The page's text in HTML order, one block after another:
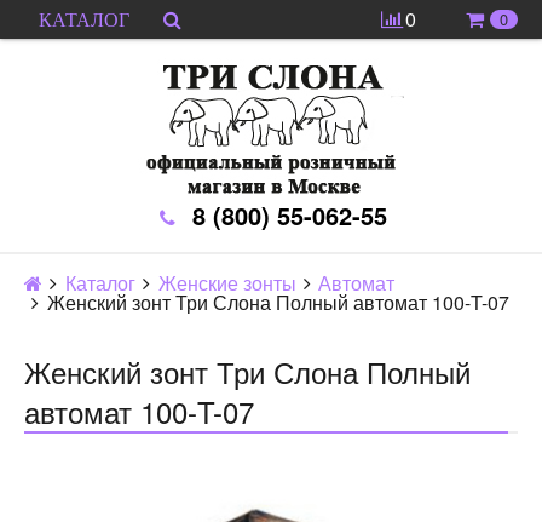
КАТАЛОГ 0 0
8 (800) 55-062-55
Каталог Женские зонты Автомат
Женский зонт Три Слона Полный автомат 100-T-07
Женский зонт Три Слона Полный
автомат 100-T-07